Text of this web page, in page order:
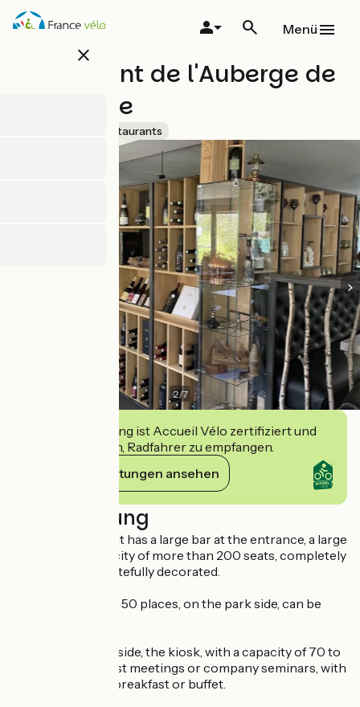
Direkt
zum
close
Menü
Restaurant de l'Auberge de
La Paillère
Restaurants
2/7
Diese Einrichtung ist Accueil Vélo zertifiziert und
verpflichtet sich, Radfahrer zu empfangen.
Ihre Verpflichtungen ansehen
Beschreibung
The establishment has a large bar at the entrance, a large
room with a capacity of more than 200 seats, completely
renovated and tastefully decorated.
A second room of 50 places, on the park side, can be
On the courtyard side, the kiosk, with a capacity of 70 to
80 places, can host meetings or company seminars, with
the possibility of breakfast or buffet.